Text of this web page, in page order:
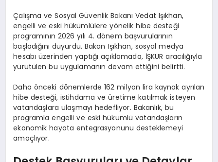
Çalışma ve Sosyal Güvenlik Bakanı Vedat Işıkhan,
engelli ve eski hükümlülere yönelik hibe desteği
programının 2026 yılı 4. dönem başvurularının
başladığını duyurdu. Bakan Işıkhan, sosyal medya
hesabı üzerinden yaptığı açıklamada, İŞKUR aracılığıyla
yürütülen bu uygulamanın devam ettiğini belirtti.
Daha önceki dönemlerde 162 milyon lira kaynak ayrılan
hibe desteği, istihdama ve üretime katılmak isteyen
vatandaşlara ulaşmayı hedefliyor. Bakanlık, bu
programla engelli ve eski hükümlü vatandaşların
ekonomik hayata entegrasyonunu desteklemeyi
amaçlıyor.